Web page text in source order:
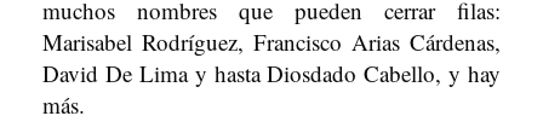
muchos nombres que pueden cerrar filas:
Marisabel Rodríguez, Francisco Arias Cárdenas,
David De Lima y hasta Diosdado Cabello, y hay
más.